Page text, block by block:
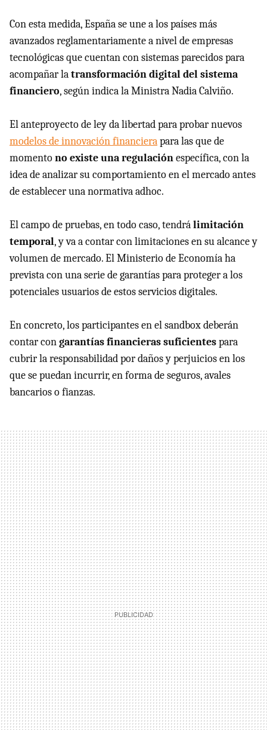
Con esta medida, España se une a los países más
avanzados reglamentariamente a nivel de empresas
tecnológicas que cuentan con sistemas parecidos para
acompañar latransformación digital del sistema
financiero, según indica la Ministra Nadia Calviño.
El anteproyecto de ley da libertad para probar nuevos
modelos de innovación financierapara las que de
momentono existe una regulaciónespecífica, con la
idea de analizar su comportamiento en el mercado antes
de establecer una normativa adhoc.
El campo de pruebas, en todo caso, tendrálimitación
temporal, y va a contar con limitaciones en su alcance y
volumen de mercado. El Ministerio de Economía ha
prevista con una serie de garantías para proteger a los
potenciales usuarios de estos servicios digitales.
En concreto, los participantes en el sandbox deberán
contar congarantías financieras suficientespara
cubrir la responsabilidad por daños y perjuicios en los
que se puedan incurrir, en forma de seguros, avales
bancarios o fianzas.